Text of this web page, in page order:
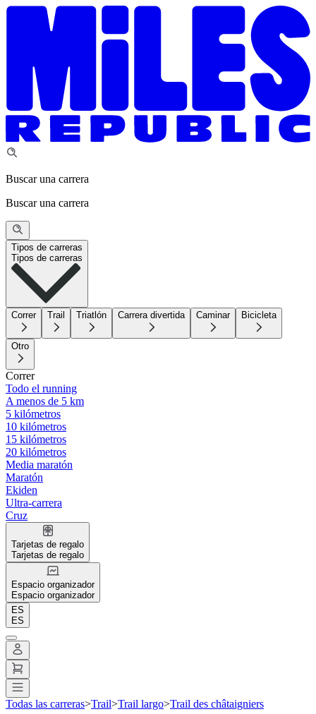
Buscar una carrera
Buscar una carrera
Tipos de carreras
Tipos de carreras
Correr Trail Triatlón Carrera divertida Caminar Bicicleta
Otro
Correr
Todo el running
A menos de 5 km
5 kilómetros
10 kilómetros
15 kilómetros
20 kilómetros
Media maratón
Maratón
Ekiden
Ultra-carrera
Cruz
Tarjetas de regalo
Tarjetas de regalo
Espacio organizador
Espacio organizador
ES
ES
Todas las carreras>Trail>Trail largo>Trail des châtaigniers